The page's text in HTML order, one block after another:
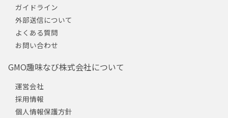
ガイドライン
外部送信について
よくある質問
お問い合わせ
GMO趣味なび株式会社について
運営会社
採用情報
個人情報保護方針